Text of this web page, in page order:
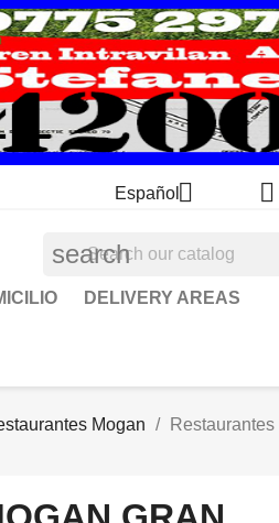
Español 
search
DELIVERY AREAS
Mogan
Restaurantes